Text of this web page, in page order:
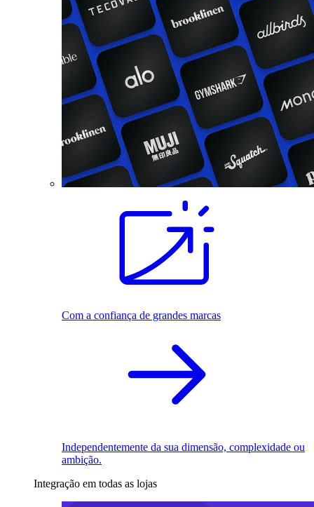
Com a confiança de grandes marcas
Independentemente da sua dimensão, complexidade ou
ambição.
Integração em todas as lojas